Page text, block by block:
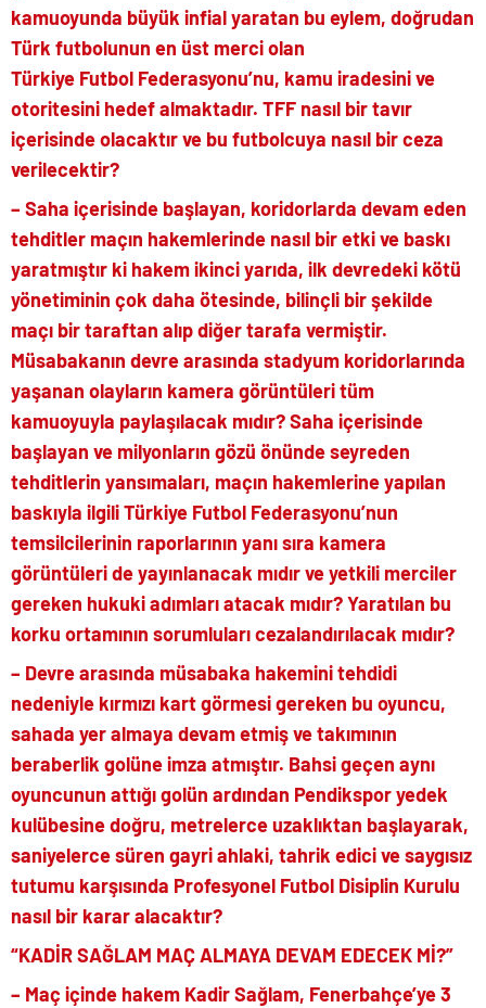
kamuoyunda büyük infial yaratan bu eylem, doğrudan
Türk futbolunun en üst merci olan
Türkiye Futbol Federasyonu’nu, kamu iradesini ve
otoritesini hedef almaktadır. TFF nasıl bir tavır
içerisinde olacaktır ve bu futbolcuya nasıl bir ceza
verilecektir?
– Saha içerisinde başlayan, koridorlarda devam eden
tehditler maçın hakemlerinde nasıl bir etki ve baskı
yaratmıştır ki hakem ikinci yarıda, ilk devredeki kötü
yönetiminin çok daha ötesinde, bilinçli bir şekilde
maçı bir taraftan alıp diğer tarafa vermiştir.
Müsabakanın devre arasında stadyum koridorlarında
yaşanan olayların kamera görüntüleri tüm
kamuoyuyla paylaşılacak mıdır? Saha içerisinde
başlayan ve milyonların gözü önünde seyreden
tehditlerin yansımaları, maçın hakemlerine yapılan
baskıyla ilgili Türkiye Futbol Federasyonu’nun
temsilcilerinin raporlarının yanı sıra kamera
görüntüleri de yayınlanacak mıdır ve yetkili merciler
gereken hukuki adımları atacak mıdır? Yaratılan bu
korku ortamının sorumluları cezalandırılacak mıdır?
– Devre arasında müsabaka hakemini tehdidi
nedeniyle kırmızı kart görmesi gereken bu oyuncu,
sahada yer almaya devam etmiş ve takımının
beraberlik golüne imza atmıştır. Bahsi geçen aynı
oyuncunun attığı golün ardından Pendikspor yedek
kulübesine doğru, metrelerce uzaklıktan başlayarak,
saniyelerce süren gayri ahlaki, tahrik edici ve saygısız
tutumu karşısında Profesyonel Futbol Disiplin Kurulu
nasıl bir karar alacaktır?
“KADİR SAĞLAM MAÇ ALMAYA DEVAM EDECEK Mİ?”
– Maç içinde hakem Kadir Sağlam, Fenerbahçe’ye 3